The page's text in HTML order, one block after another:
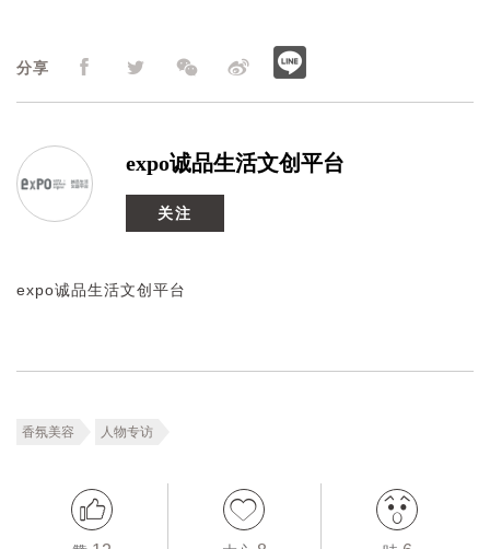
分享
expo诚品生活文创平台
关注
expo诚品生活文创平台
香氛美容 人物专访